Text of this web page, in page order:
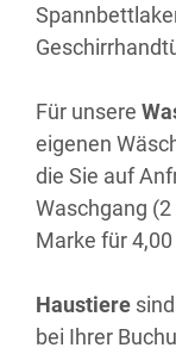
Für unsere
eigenen
die Sie auf
Waschgang
Marke für 4,00
Haustiere
bei Ihrer